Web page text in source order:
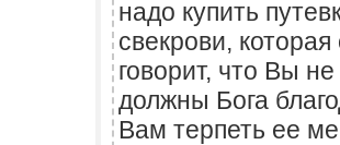
надо купить
свекрови,
говорит, что Вы
должны Бога
Вам терпеть ее